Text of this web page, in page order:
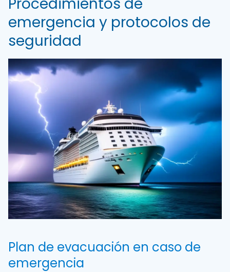
emergencia y protocolos de
seguridad
Plan de evacuación en caso de
emergencia